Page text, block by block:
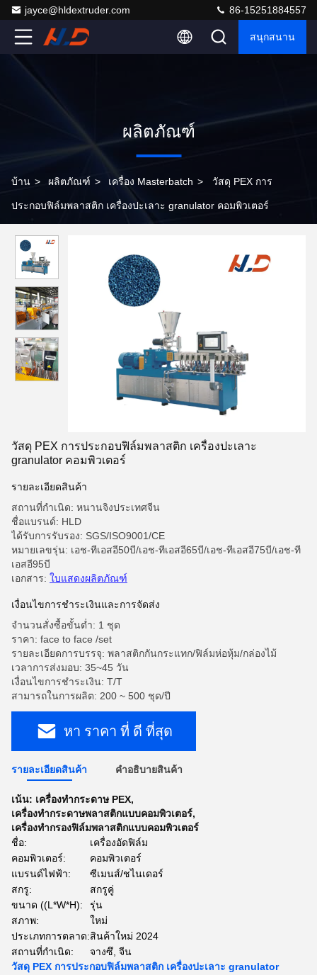
jayce@hldextruder.com 86-15251884557
สนุกสนาน
ผลิตภัณฑ์
บ้าน > ผลิตภัณฑ์ > เครื่อง Masterbatch > วัสดุ PEX การ
ประกอบฟิล์มพลาสติก เครื่องปะเลาะ granulator คอมพิวเตอร์
วัสดุ PEX การประกอบฟิล์มพลาสติก เครื่องปะเลาะ
granulator คอมพิวเตอร์
รายละเอียดสินค้า
สถานที่กำเนิด: หนานจิงประเทศจีน
ชื่อแบรนด์: HLD
ได้รับการรับรอง: SGS/ISO9001/CE
หมายเลขรุ่น: เอช-ทีเอสอี50บี/เอช-ทีเอสอี65บี/เอช-ทีเอสอี75บี/เอช-ที
เอสอี95บี
เอกสาร: ใบแสดงผลิตภัณฑ์
เงื่อนไขการชําระเงินและการจัดส่ง
จำนวนสั่งซื้อขั้นต่ำ: 1 ชุด
ราคา: face to face /set
รายละเอียดการบรรจุ: พลาสติกกันกระแทก/ฟิล์มห่อหุ้ม/กล่องไม้
เวลาการส่งมอบ: 35~45 วัน
เงื่อนไขการชำระเงิน: T/T
สามารถในการผลิต: 200 ~ 500 ชุด/ปี
หา ราคา ที่ ดี ที่สุด
รายละเอียดสินค้า คําอธิบายสินค้า
เน้น: เครื่องทํากระดาษ PEX,
เครื่องทํากระดาษพลาสติกแบบคอมพิวเตอร์,
เครื่องทํากรองฟิล์มพลาสติกแบบคอมพิวเตอร์
ชื่อ:
เครื่องอัดฟิล์ม
คอมพิวเตอร์:
คอมพิวเตอร์
แบรนด์ไฟฟ้า:
ซีเมนส์/ชไนเดอร์
สกรู:
สกรูคู่
ขนาด ((L*W*H):
รุ่น
สภาพ:
ใหม่
ประเภทการตลาด:สินค้าใหม่ 2024
สถานที่กำเนิด:
จางซึ, จีน
วัสดุ PEX การประกอบฟิล์มพลาสติก เครื่องปะเลาะ granulator